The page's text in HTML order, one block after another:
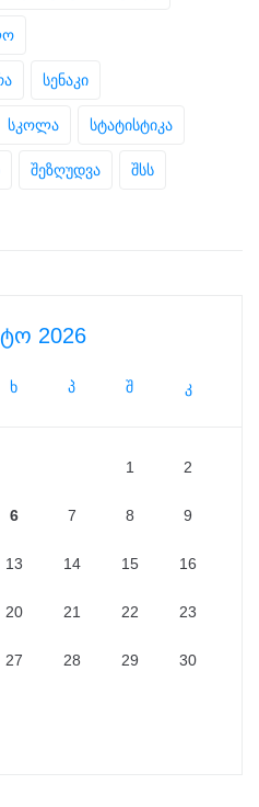
სენაკი
სკოლა სტატისტიკა
შეზღუდვა შსს
2026
ხ პ შ კ
1 2
6 7 8 9
13 14 15 16
20 21 22 23
27 28 29 30